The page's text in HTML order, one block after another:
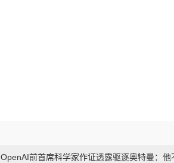
OpenAI前首席科学家作证透露驱逐奥特曼：